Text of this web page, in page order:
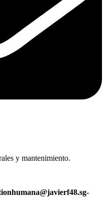
y mantenimiento.